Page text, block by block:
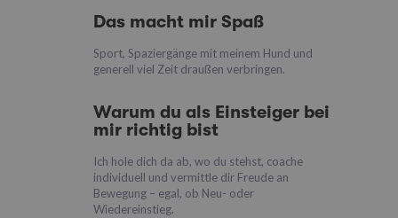
Das macht mir Spaß
Sport, Spaziergänge mit meinem Hund und
generell viel Zeit draußen verbringen.
Warum du als Einsteiger bei
mir richtig bist
Ich hole dich da ab, wo du stehst, coache
individuell und vermittle dir Freude an
Bewegung – egal, ob Neu- oder
Wiedereinstieg.